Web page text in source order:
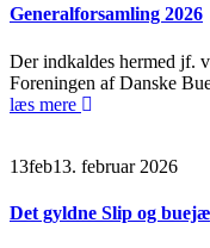
Generalforsamling 2026
Der indkaldes hermed jf.
Foreningen af Danske
læs mere
13feb13. februar 2026
Det gyldne Slip og